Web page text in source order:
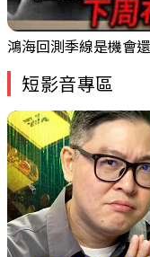
短影音專區